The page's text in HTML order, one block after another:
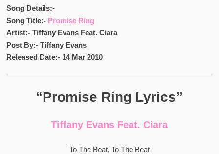
Song Details:-
Song Title:- Promise Ring
Artist:- Tiffany Evans Feat. Ciara
Post By:- Tiffany Evans
Released Date:- 14 Mar 2010
“Promise Ring Lyrics”
Tiffany Evans Feat. Ciara
To The Beat, To The Beat